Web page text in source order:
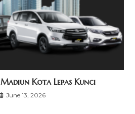
Kota Lepas Kunci
June 13, 2026